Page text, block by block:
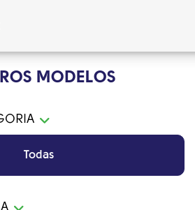
MODELOS
Todas